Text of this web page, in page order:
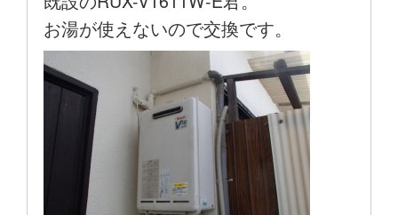
お湯が使えないので交換です。